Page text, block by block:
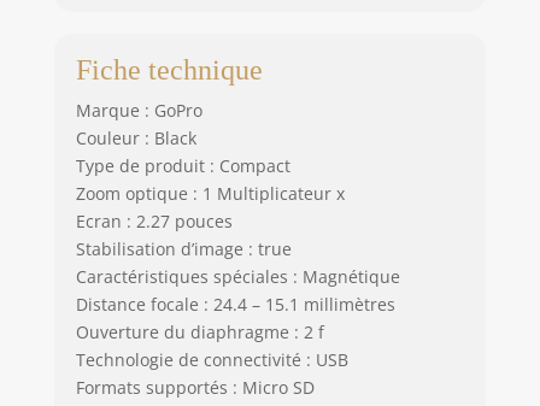
de fixation, Câble
USB-C, Vis moletée,
pivotant, un shorty
(trépied + poignée)
Fiche technique
Marque : GoPro
Couleur : Black
Type de produit : Compact
Zoom optique : 1 Multiplicateur x
Ecran : 2.27 pouces
Stabilisation d’image : true
Caractéristiques spéciales : Magnétique
Distance focale : 24.4 – 15.1 millimètres
Ouverture du diaphragme : 2 f
Technologie de connectivité : USB
Formats supportés : Micro SD